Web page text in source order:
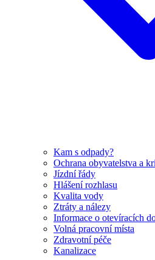
Kam s odpady?
Ochrana obyvatelstva a
Jízdní řády
Hlášení rozhlasu
Kvalita vody
Ztráty a nálezy
Informace o otevíracích
Volná pracovní místa
Zdravotní péče
Kanalizace